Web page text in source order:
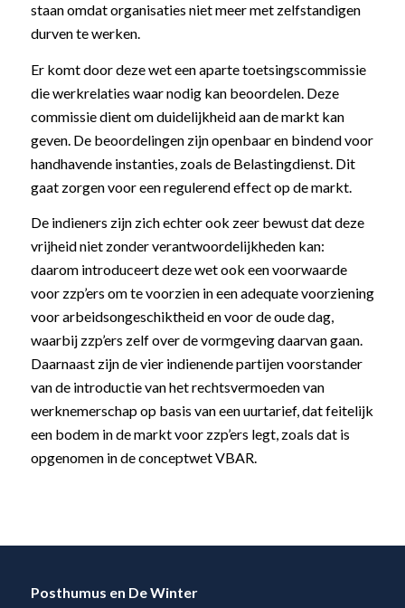
staan omdat organisaties niet meer met zelfstandigen
durven te werken.
Er komt door deze wet een aparte toetsingscommissie
die werkrelaties waar nodig kan beoordelen. Deze
commissie dient om duidelijkheid aan de markt kan
geven. De beoordelingen zijn openbaar en bindend voor
handhavende instanties, zoals de Belastingdienst. Dit
gaat zorgen voor een regulerend effect op de markt.
De indieners zijn zich echter ook zeer bewust dat deze
vrijheid niet zonder verantwoordelijkheden kan:
daarom introduceert deze wet ook een voorwaarde
voor zzp’ers om te voorzien in een adequate voorziening
voor arbeidsongeschiktheid en voor de oude dag,
waarbij zzp’ers zelf over de vormgeving daarvan gaan.
Daarnaast zijn de vier indienende partijen voorstander
van de introductie van het rechtsvermoeden van
werknemerschap op basis van een uurtarief, dat feitelijk
een bodem in de markt voor zzp’ers legt, zoals dat is
opgenomen in de conceptwet VBAR.
Posthumus en De Winter